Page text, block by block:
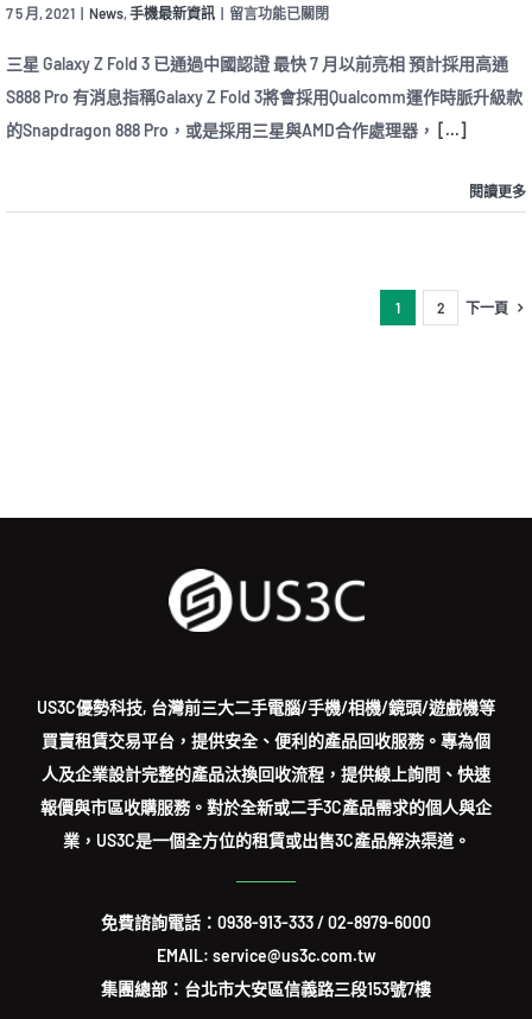
7 5 月, 2021 News,手機最新資訊
在
星
Galaxy
Z
Fold
3
通
S888
留言功能已關閉
三星 Galaxy Z Fold 3 已通過中國認證 最快 7 月以前亮相 預計採用高通
S888 Pro 有消息指稱Galaxy Z Fold 3將會採用Qualcomm運作時脈升級款
的Snapdragon 888 Pro，或是採用三星與AMD合作處理器， [...]
閱讀更多
1 2 下一頁
US3C優勢科技, 台灣前三大二手電腦/手機/相機/鏡頭/遊戲機等
買賣租賃交易平台，提供安全、便利的產品回收服務。專為個
人及企業設計完整的產品汰換回收流程，提供線上詢問、快速
報價與市區收購服務。對於全新或二手3C產品需求的個人與企
業，US3C是一個全方位的租賃或出售3C產品解決渠道。
免費諮詢電話： 0938-913-333/02-8979-6000
EMAIL: service@us3c.com.tw
集團總部：台北市大安區信義路三段153號7樓